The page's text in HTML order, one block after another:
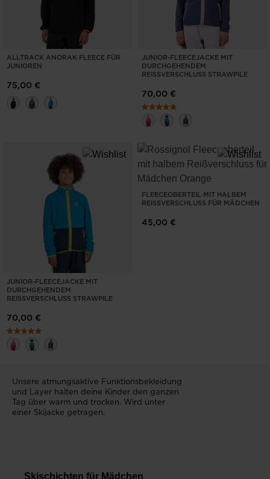
ALLTRACK ANORAK FLEECE FÜR
JUNIOREN
75,00 €
JUNIOR-FLEECEJACKE MIT
DURCHGEHENDEM
REISSVERSCHLUSS STRAWPILE
70,00 €
JUNIOR-FLEECEJACKE MIT
DURCHGEHENDEM
REISSVERSCHLUSS STRAWPILE
70,00 €
FLEECEOBERTEIL MIT HALBEM
REISSVERSCHLUSS FÜR MÄDCHEN
45,00 €
Unsere atmungsaktive Funktionsbekleidung
und Layer halten deine Kinder den ganzen
Tag über warm und trocken. Wird unter
einer Skijacke getragen.
Skischichten für Mädchen